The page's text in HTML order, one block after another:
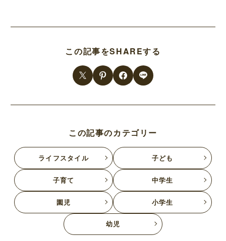
この記事をSHAREする
この記事のカテゴリー
ライフスタイル 子ども
子育て 中学生
園児 小学生
幼児